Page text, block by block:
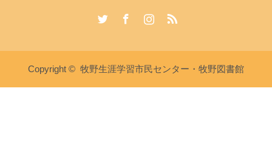
Copyright © 牧野生涯学習市民センター・牧野図書館